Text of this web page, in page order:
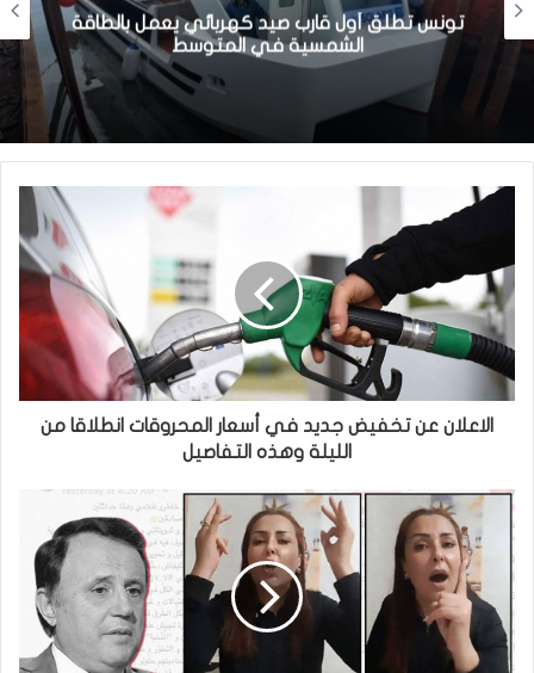
تونس تطلق أول قارب صيد كهربائي يعمل بالطاقة
الشمسية في المتوسط
الاعلان عن تخفيض جديد في أسعار المحروقات انطلاقا من
الليلة وهذه التفاصيل